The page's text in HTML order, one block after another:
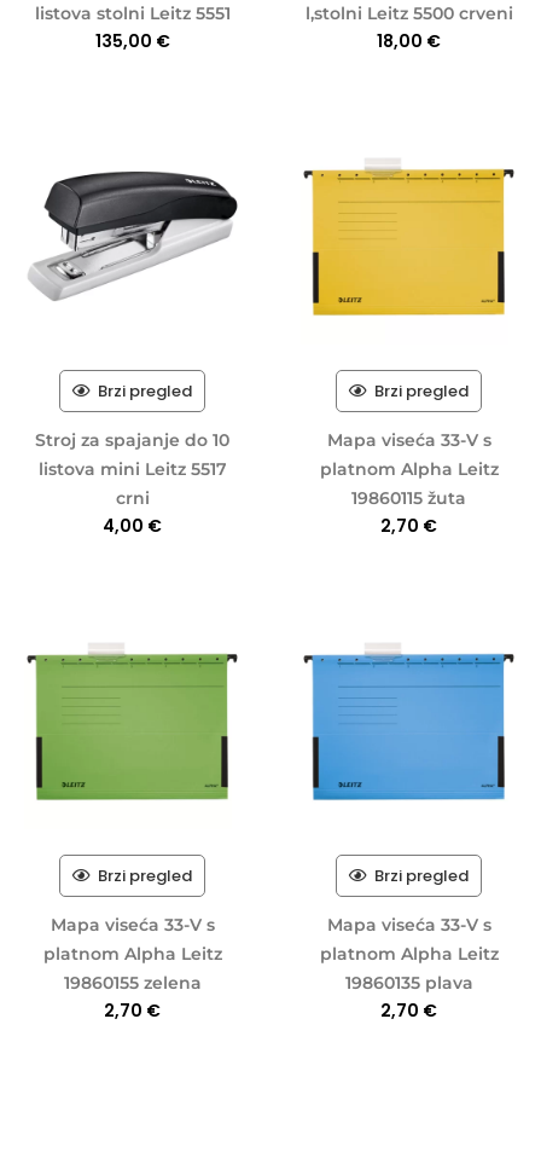
listova stolni Leitz 5551
135,00 €
l,stolni Leitz 5500 crveni
18,00 €
Brzi pregled
Stroj za spajanje do 10
listova mini Leitz 5517
crni
4,00 €
Brzi pregled
Mapa viseća 33-V s
platnom Alpha Leitz
19860115 žuta
2,70 €
Brzi pregled
Mapa viseća 33-V s
platnom Alpha Leitz
19860155 zelena
2,70 €
Brzi pregled
Mapa viseća 33-V s
platnom Alpha Leitz
19860135 plava
2,70 €